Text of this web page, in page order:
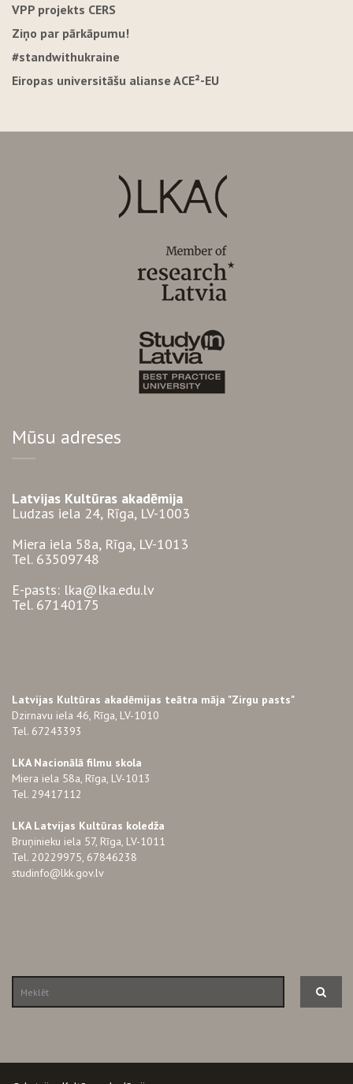
VPP projekts CERS
Ziņo par pārkāpumu!
#standwithukraine
Eiropas universitāšu alianse ACE²-EU
Mūsu adreses
Latvijas Kultūras akadēmija
Ludzas iela 24, Rīga, LV-1003
Miera iela 58a, Rīga, LV-1013
Tel. 63509748
E-pasts: lka@lka.edu.lv
Tel. 67140175
Latvijas Kultūras akadēmijas teātra māja "Zirgu pasts"
Dzirnavu iela 46, Rīga, LV-1010
Tel. 67243393
LKA Nacionālā filmu skola
Miera iela 58a, Rīga, LV-1013
Tel. 29417112
LKA Latvijas Kultūras koledža
Bruņinieku iela 57, Rīga, LV-1011
Tel. 20229975, 67846238
studinfo@lkk.gov.lv